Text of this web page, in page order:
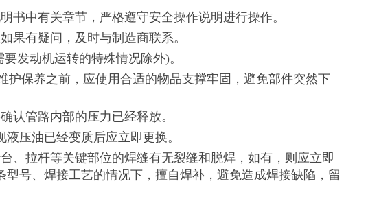
中有关章节，严格遵守安全操作说明进行操作。
有疑问，及时与制造商联系。
发动机运转的特殊情况除外)。
保养之前，应使用合适的物品支撑牢固，避免部件突然下
管路内部的压力已经释放。
压油已经变质后应立即更换。
拉杆等关键部位的焊缝有无裂缝和脱焊，如有，则应立即
号、焊接工艺的情况下，擅自焊补，避免造成焊接缺陷，留